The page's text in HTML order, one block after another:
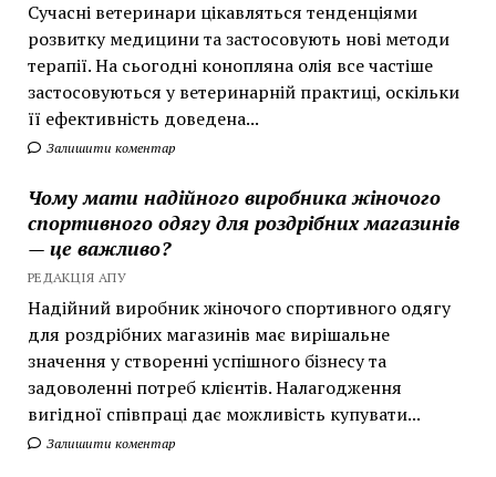
Сучасні ветеринари цікавляться тенденціями
розвитку медицини та застосовують нові методи
терапії. На сьогодні конопляна олія все частіше
застосовуються у ветеринарній практиці, оскільки
її ефективність доведена...
Залишити коментар
Чому мати надійного виробника жіночого
спортивного одягу для роздрібних магазинів
— це важливо?
РЕДАКЦІЯ АПУ
Надійний виробник жіночого спортивного одягу
для роздрібних магазинів має вирішальне
значення у створенні успішного бізнесу та
задоволенні потреб клієнтів. Налагодження
вигідної співпраці дає можливість купувати...
Залишити коментар